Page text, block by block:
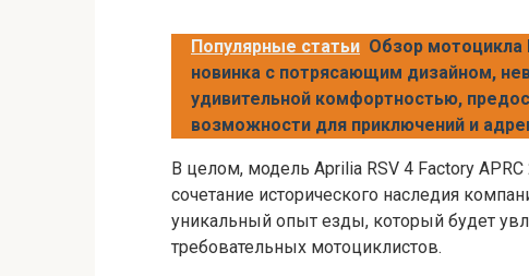
Популярные статьи Обзор мотоцикла
новинка с потрясающим дизайном,
удивительной комфортностью,
возможности для приключений и
В целом, модель Aprilia RSV 4 Factory
сочетание исторического наследия
уникальный опыт езды, который будет
требовательных мотоциклистов.